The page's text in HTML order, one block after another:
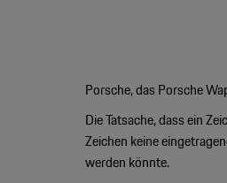
Porsche, das Porsche
Die Tatsache, dass ein
Zeichen keine
werden könnte.